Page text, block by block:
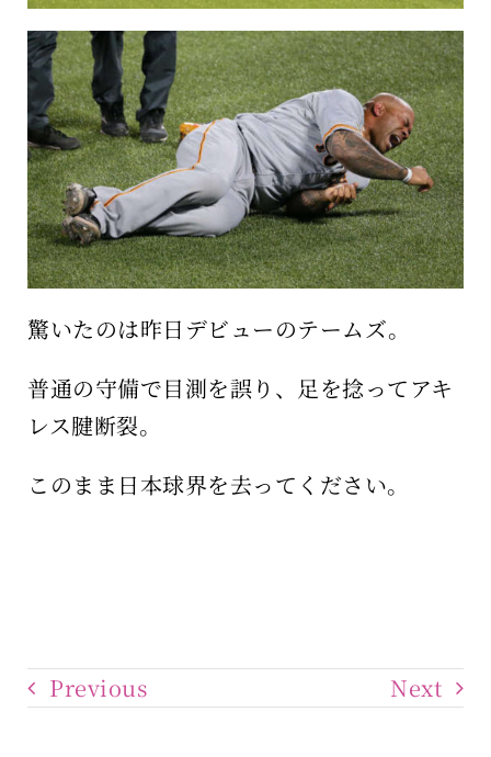
驚いたのは昨日デビューのテームズ。
普通の守備で目測を誤り、足を捻ってアキ
レス腱断裂。
このまま日本球界を去ってください。
Previous Next